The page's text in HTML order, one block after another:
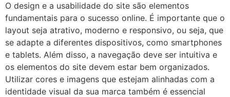
O design e a usabilidade do site são elementos
fundamentais para o sucesso online. É importante que o
layout seja atrativo, moderno e responsivo, ou seja, que
se adapte a diferentes dispositivos, como smartphones
e tablets. Além disso, a navegação deve ser intuitiva e
os elementos do site devem estar bem organizados.
Utilizar cores e imagens que estejam alinhadas com a
identidade visual da sua marca também é essencial